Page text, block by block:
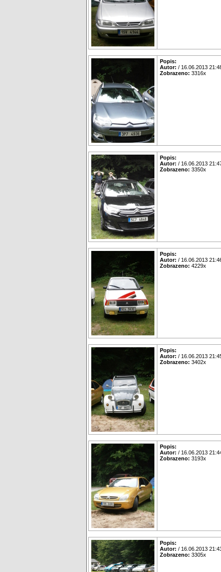
Popis:
Autor: / 16.06.2013
Zobrazeno: 3316x
Popis:
Autor: / 16.06.2013
Zobrazeno: 3350x
Popis:
Autor: / 16.06.2013
Zobrazeno: 4229x
Popis:
Autor: / 16.06.2013
Zobrazeno: 3402x
Popis:
Autor: / 16.06.2013
Zobrazeno: 3193x
Popis:
Autor: / 16.06.2013
Zobrazeno: 3305x